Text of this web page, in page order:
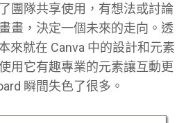
團隊共享使用，有想法或討論
畫，決定一個未來的走向。透
來就在 Canva 中的設計和元素
用它有趣專業的元素讓互動更
瞬間失色了很多。